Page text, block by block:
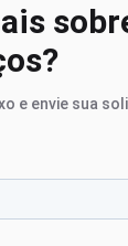
e envie sua